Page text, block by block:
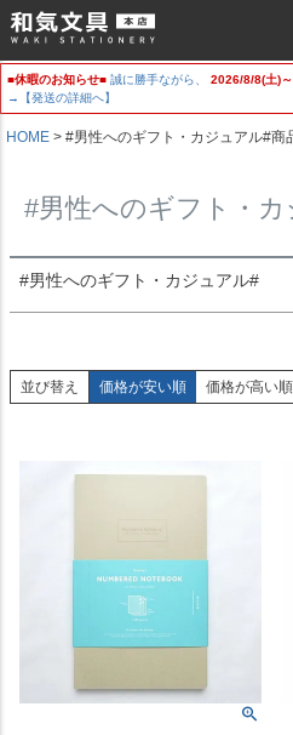
■休暇のお知らせ■ 誠に勝手ながら、 2026/8/8(土)
→【発送の詳細へ】
HOME #男性へのギフト・カジュアル#商
#男性へのギフト・
#男性へのギフト・カジュアル#
登録順
価格が安い順
価格が高い順
優先度順
レビュー順
検索
並び替え 価格が安い順 価格が高い順